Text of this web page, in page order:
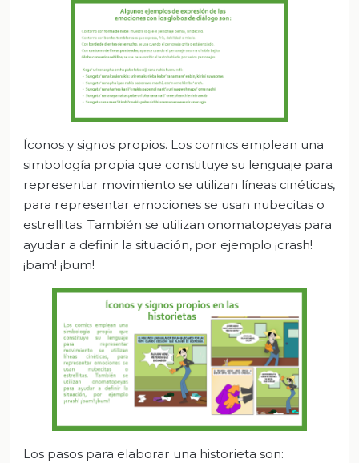
Íconos y signos propios. Los comics emplean una
simbología propia que constituye su lenguaje para
representar movimiento se utilizan líneas cinéticas,
para representar emociones se usan nubecitas o
estrellitas. También se utilizan onomatopeyas para
ayudar a definir la situación, por ejemplo ¡crash!
¡bam! ¡bum!
Los pasos para elaborar una historieta son: